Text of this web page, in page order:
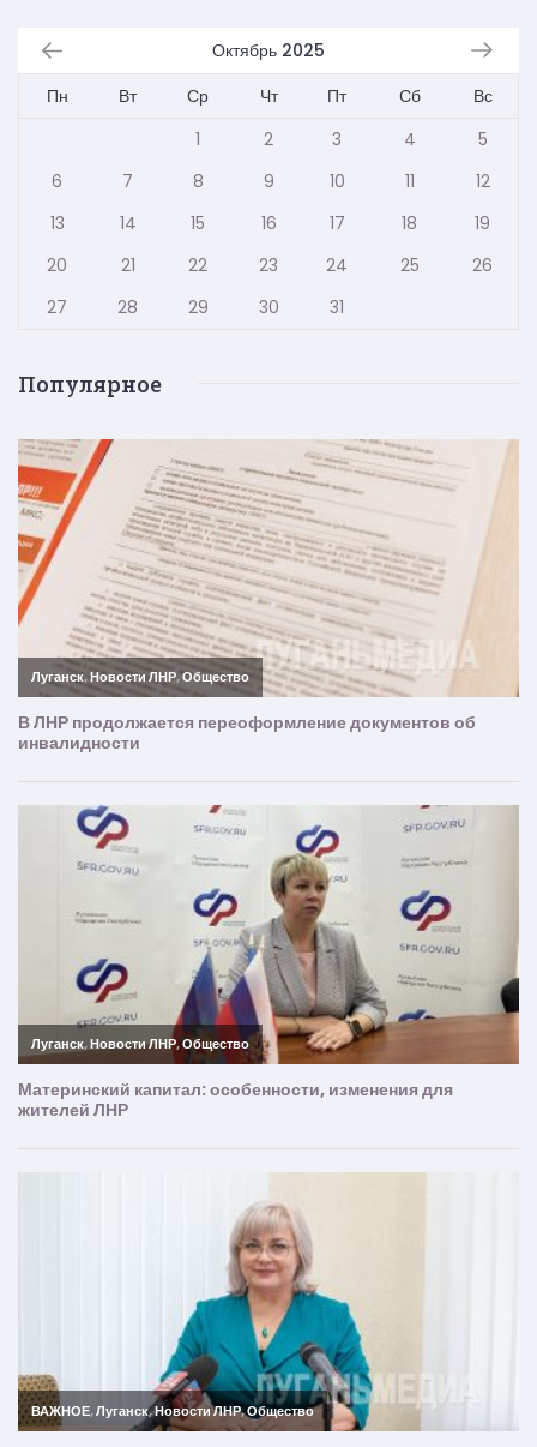
Октябрь 2025
Пн
Вт Ср Чт Пт Сб
Вс
1
2 3 4
5
6
7 8 9 10 11
12
13
14 15 16 17 18
19
20
21 22 23 24 25
26
27
28 29 30 31
Популярное